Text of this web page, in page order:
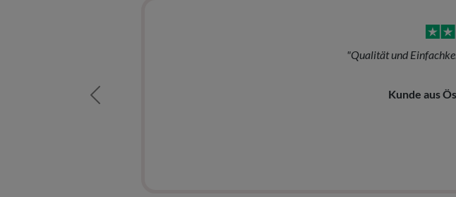
"Qualität und Einfachkeit bei der Bestellung
Kunde aus Österreich im Mai
Previous